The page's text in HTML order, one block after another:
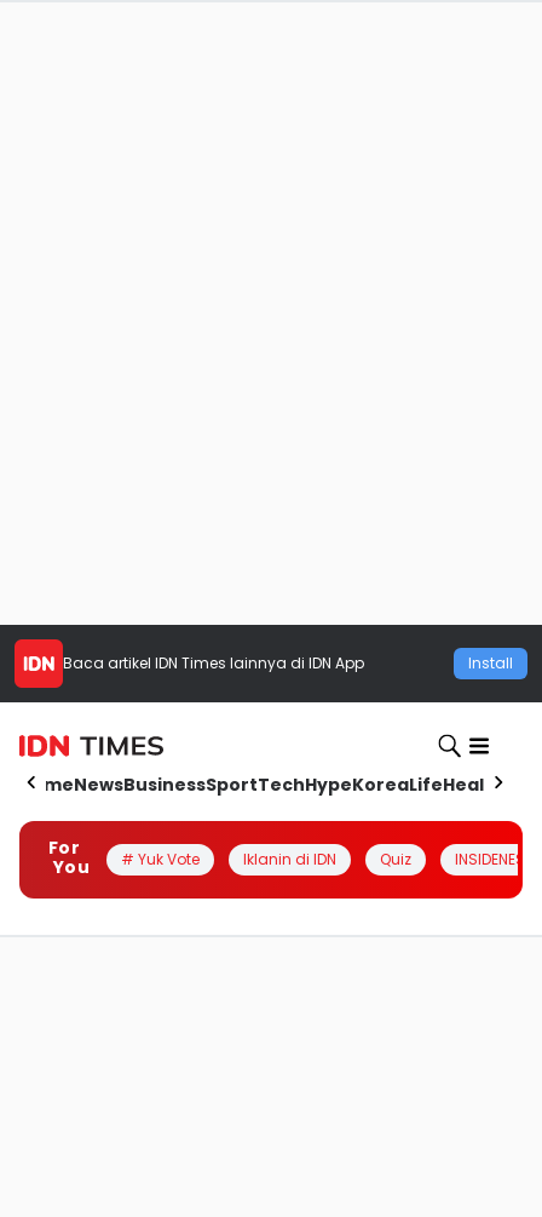
Baca artikel IDN Times lainnya di IDN App Install
HomeNewsBusinessSportTechHypeKoreaLifeHealth
For
You
# Yuk Vote Iklanin di IDN Quiz INSIDENESIA